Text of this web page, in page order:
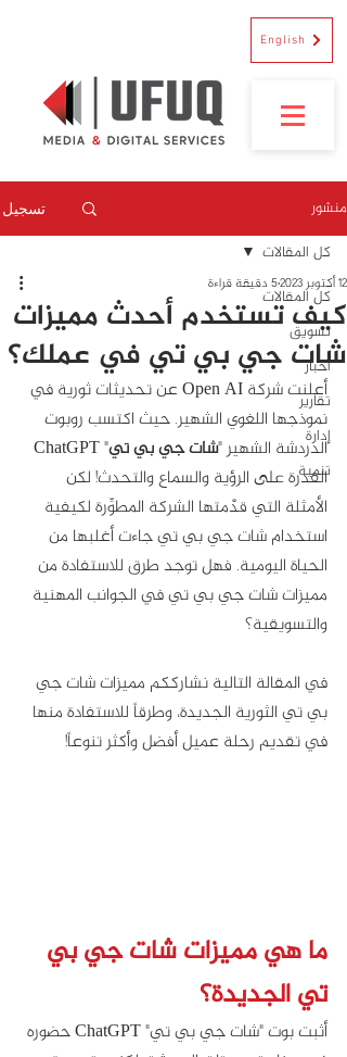
English
منشور تسجيل
كل المقالات
تسويق
أخبار
تقارير
إدارة
تنمية
كل المقالات
كيف تستخدم أحدث مميزات
شات جي بي تي في عملك؟
12 أكتوبر 2023 5 دقيقة قراءة
أعلنت شركة Open AI عن تحديثات ثورية في
نموذجها اللغوي الشهير. حيث اكتسب روبوت
الدردشة الشهير "شات جي بي تي
القدرة على الرؤية والسماع والتحدث! لكن
الأمثلة التي قدَّمتها الشركة المطوِّرة لكيفية
استخدام شات جي بي تي جاءت أغلبها من
الحياة اليومية. فهل توجد طرق للاستفادة من
مميزات شات جي بي تي في الجوانب المهنية
والتسويقية؟
في المقالة التالية نشارككم مميزات شات جي
بي تي الثورية الجديدة، وطرقاً للاستفادة منها
في تقديم رحلة عميل أفضل وأكثر تنوعاً!
ما هي مميزات شات جي بي
تي الجديدة؟
أثبت بوت "شات جي بي تي" ChatGPT حضوره